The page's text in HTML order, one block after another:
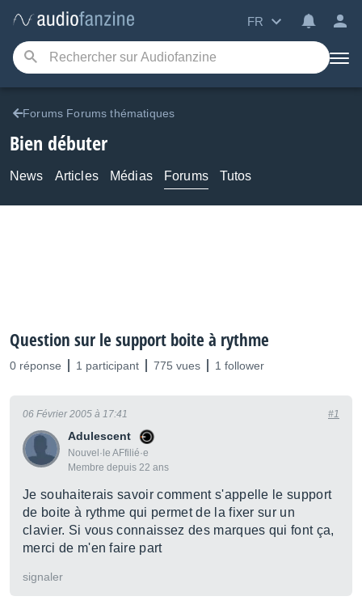
FR
Forums Forums thématiques
Bien débuter
News Articles Médias Forums Tutos
Question sur le support boite à rythme
0 réponse 1 participant 775 vues 1 follower
Adulescent
Nouvel·le AFfilié·e
Membre depuis 22 ans
06 Février 2005 à 17:41 #1
Je souhaiterais savoir comment s'appelle le support
de boite à rythme qui permet de la fixer sur un
clavier. Si vous connaissez des marques qui font ça,
merci de m'en faire part
signaler